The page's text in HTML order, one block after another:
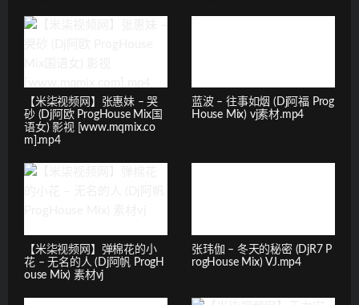
【米柒视频网】张惠妹 – 哭
砂 (Dj阿欧 ProgHouse Mix国
语女) 影视 [www.mqmix.co
m].mp4
蓝波 – 往事如烟 (Dj阿福 Prog
House Mix) vj素材.mp4
【米柒视频网】弹棉花的小
花 – 无名的人 (Dj阿帆 ProgH
ouse Mix) 素材vj
张玮伽 – 冬天的秘密 (DjR7 P
rogHouse Mix) VJ.mp4